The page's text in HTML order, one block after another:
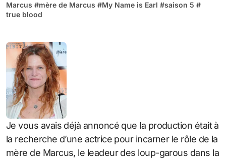
Marcus #mère de Marcus #My Name is Earl #saison 5 #
true blood
Je vous avais déjà annoncé que la production était à
la recherche d’une actrice pour incarner le rôle de la
mère de Marcus, le leadeur des loup-garous dans la